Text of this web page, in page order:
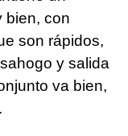
bien, con
son rápidos,
y salida
va bien,